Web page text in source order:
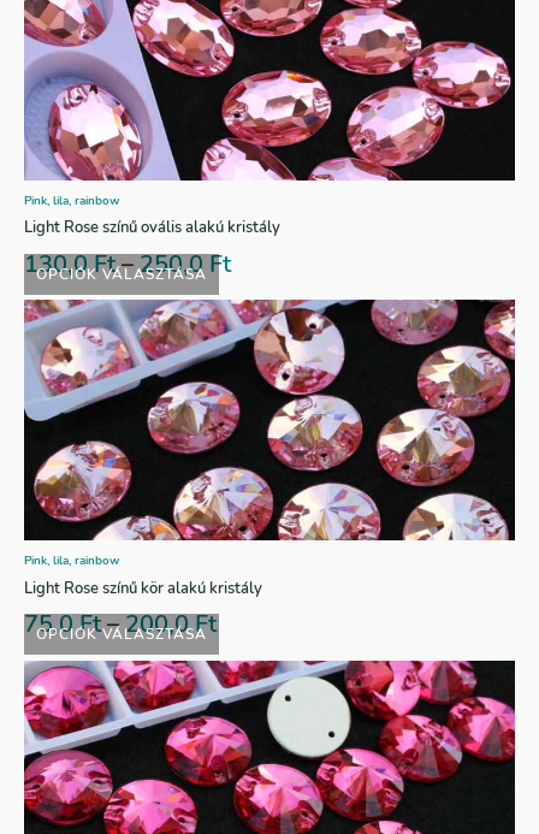
OPCIÓK VÁLASZTÁSA
Pink, lila, rainbow
Light Rose színű ovális alakú kristály
130,0Ft–250,0Ft
OPCIÓK VÁLASZTÁSA
Pink, lila, rainbow
Light Rose színű kör alakú kristály
75,0Ft–200,0Ft